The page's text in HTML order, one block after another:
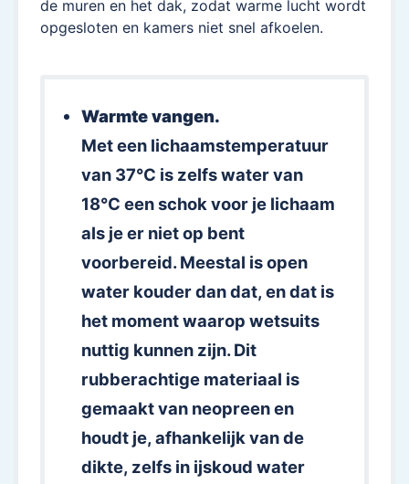
de muren en het dak, zodat warme lucht wordt
opgesloten en kamers niet snel afkoelen.
Warmte vangen.
Met een lichaamstemperatuur
van 37°C is zelfs water van
18°C een schok voor je lichaam
als je er niet op bent
voorbereid. Meestal is open
water kouder dan dat, en dat is
het moment waarop wetsuits
nuttig kunnen zijn. Dit
rubberachtige materiaal is
gemaakt van neopreen en
houdt je, afhankelijk van de
dikte, zelfs in ijskoud water